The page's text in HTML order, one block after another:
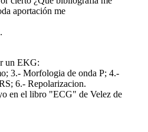
aportación me
un EKG:
3.- Morfologia de onda P; 4.-
6.- Repolarizacion.
en el libro "ECG" de Velez de